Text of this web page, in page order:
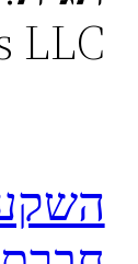
LLC